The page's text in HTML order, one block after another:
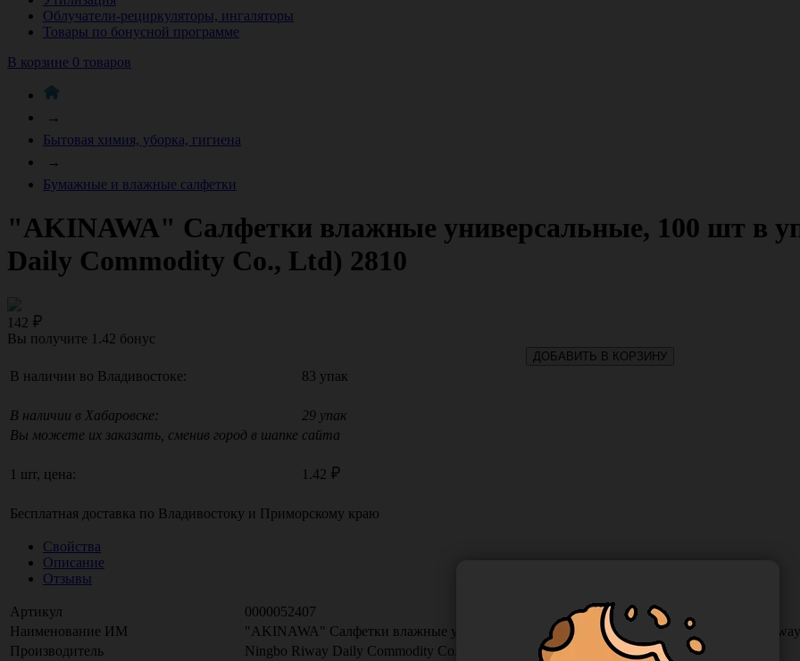
Облучатели-рециркуляторы, ингаляторы
Товары по бонусной программе
В корзине 0 товаров
→
Бытовая химия, уборка, гигиена
→
Бумажные и влажные салфетки
"AKINAWA" Салфетки влажные универсальные, 100 шт в
Daily Commodity Co., Ltd) 2810
142
Вы получите 1.42 бонус
ДОБАВИТЬ В КОРЗИНУ
В наличии во Владивостоке: 83 упак
В наличии в Хабаровске:
29 упак
Вы можете их заказать, сменив город в шапке сайта
1 шт, цена: 1.42
Бесплатная доставка по Владивостоку и Приморскому краю
Свойства
Описание
Отзывы
Артикул
0000052407
Наименование ИМ
"AKINAWA" Салфетки влажные универсальные, 100 шт в упаковке, Китай (Ningbo
Производитель
Ningbo Riway Daily Commodity Co., Ltd, Китай